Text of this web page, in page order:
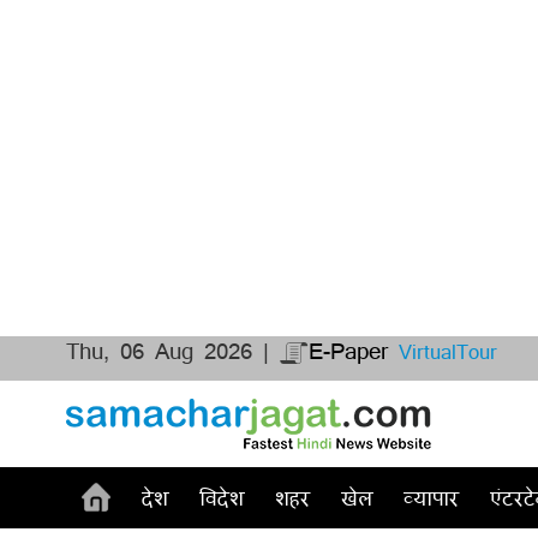
Thu, 06 Aug 2026 | E-Paper VirtualTour
देश विदेश शहर खेल व्यापार